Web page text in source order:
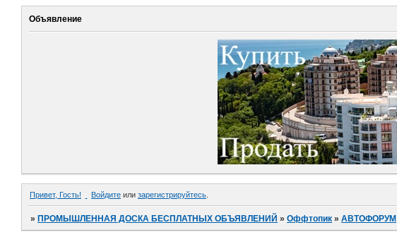
Объявление
Привет, Гость! Войдите или зарегистрируйтесь
»ПРОМЫШЛЕННАЯ ДОСКА БЕСПЛАТНЫХ ОБЪЯВЛЕНИЙ »Оффтопик »АВТОФОРУМ